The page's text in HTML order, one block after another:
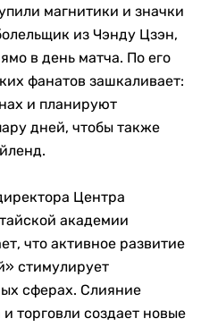
магнитики и значки
из Чэнду Цзэн,
в день матча. По его
фанатов зашкаливает:
и планируют
дней, чтобы также
Центра
академии
что активное развитие
стимулирует
сферах. Слияние
торговли создает новые